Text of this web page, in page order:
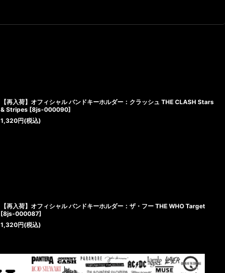
【再入荷】オフィシャル バンドキーホルダー：クラッシュ THE CLASH Stars
& Stripes [8js-000090]
1,320円(税込)
【再入荷】オフィシャル バンドキーホルダー：ザ・フー THE WHO Target
[8js-000087]
1,320円(税込)